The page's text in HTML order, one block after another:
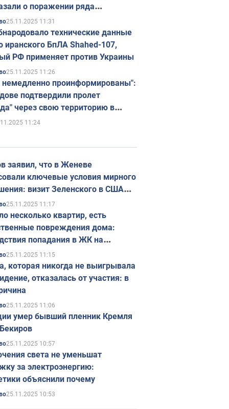
о поражении ряда
объектов России
25.11.2025 11:31
технические данные
иранского БпЛА Shahed-107,
РФ применяет против Украины
25.11.2025 11:26
проинформированы":
подтвердили пролет
через свою территорию в
11:24
заявил, что в Женеве
ключевые условия мирного
визит Зеленского в США
в ноябре
25.11.2025 11:17
несколько квартир, есть
повреждения дома:
попадания в ЖК на
в Киеве. Фото
25.11.2025 11:15
которая никогда не выигрывала
отказалась от участия: в
25.11.2025 11:06
умер бывший пленник Кремля
25.11.2025 10:57
света не уменьшат
за электроэнергию:
объяснили почему
25.11.2025 10:53